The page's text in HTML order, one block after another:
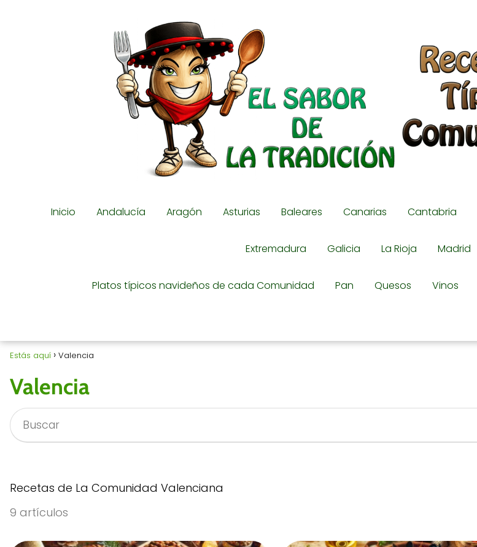
Inicio Andalucía Aragón Asturias Baleares Canarias Cantabria
Extremadura Galicia La Rioja Madrid
Platos típicos navideños de cada Comunidad Pan Quesos Vinos
Estás aquí Valencia
Valencia
Recetas de La Comunidad Valenciana
9 artículos